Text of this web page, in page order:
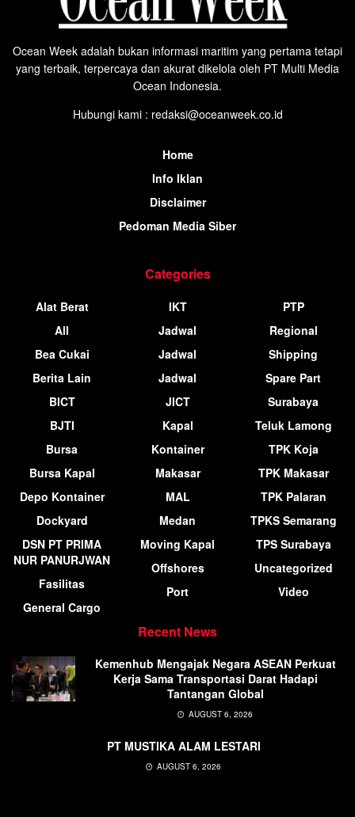
Ocean Week adalah bukan informasi maritim yang pertama tetapi
yang terbaik, terpercaya dan akurat dikelola oleh PT Multi Media
Ocean Indonesia.
Hubungi kami : redaksi@oceanweek.co.id
Home
Info Iklan
Disclaimer
Pedoman Media Siber
Categories
Alat Berat
All
Bea Cukai
Berita Lain
BICT
BJTI
Bursa
Bursa Kapal
Depo Kontainer
Dockyard
DSN PT PRIMA
NUR PANURJWAN
Fasilitas
General Cargo
IKT
Jadwal
Jadwal
Jadwal
JICT
Kapal
Kontainer
Makasar
MAL
Medan
Moving Kapal
Offshores
Port
PTP
Regional
Shipping
Spare Part
Surabaya
Teluk Lamong
TPK Koja
TPK Makasar
TPK Palaran
TPKS Semarang
TPS Surabaya
Uncategorized
Video
Recent News
Kemenhub Mengajak Negara ASEAN Perkuat
Kerja Sama Transportasi Darat Hadapi
Tantangan Global
AUGUST 6, 2026
PT MUSTIKA ALAM LESTARI
AUGUST 6, 2026